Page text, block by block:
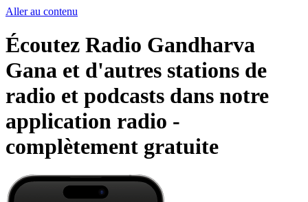
Aller au contenu
Écoutez Radio Gandharva
Gana et d'autres stations de
radio et podcasts dans notre
application radio -
complètement gratuite